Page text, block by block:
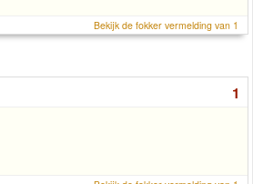
Bekijk de fokker vermelding van 1
1